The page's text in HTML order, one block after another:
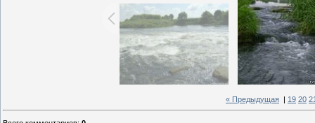
« Предыдущая 19 20